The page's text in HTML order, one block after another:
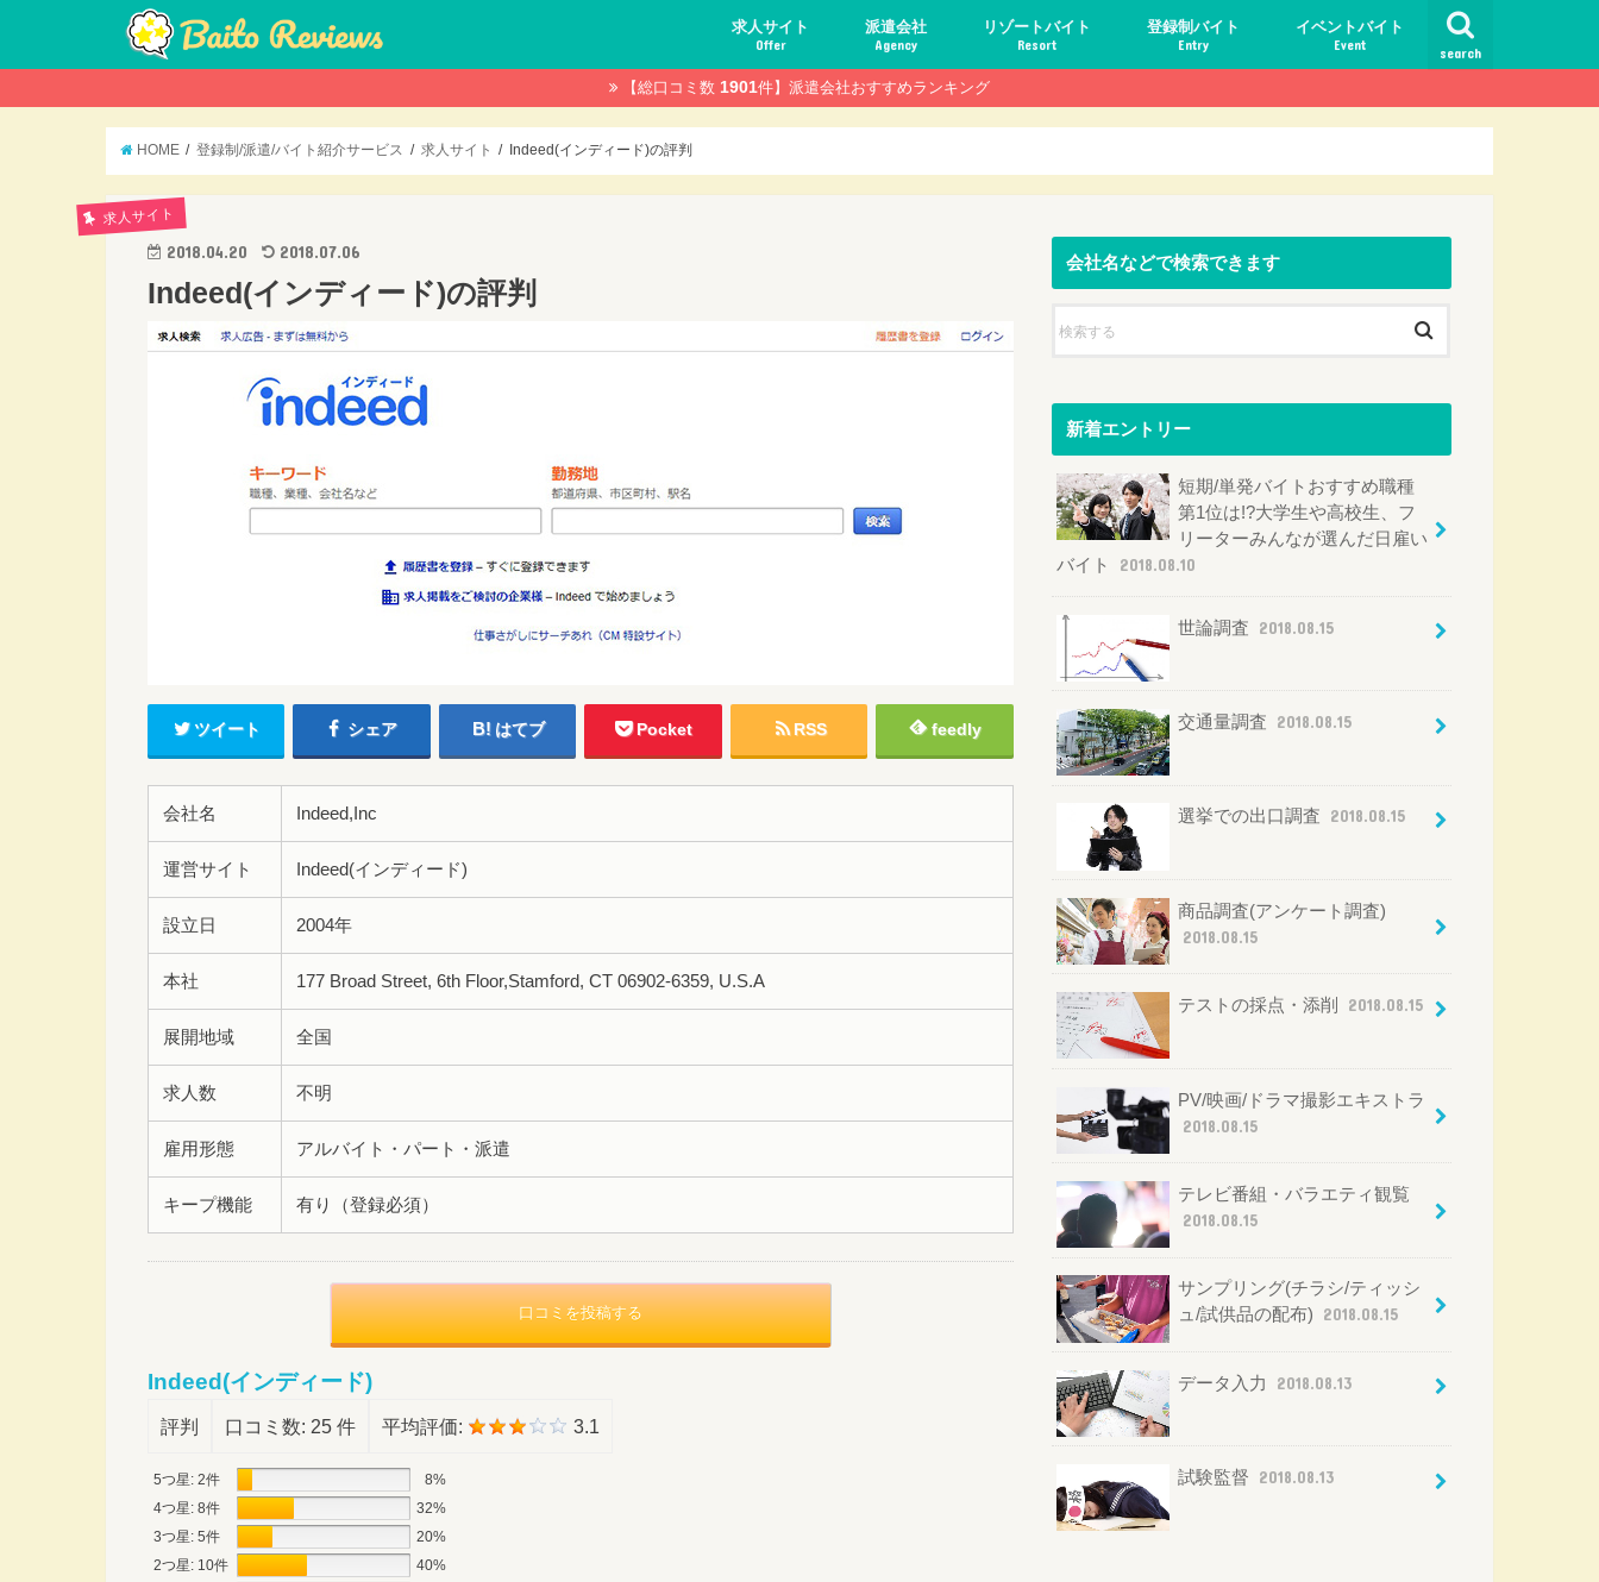
search
求人サイト
Offer
派遣会社
Agency
妊婦の仕事探し
リゾートバイト
Resort
初心者
知っておきたいこと
リゾートバイト地
おすすめのリゾバ
登録制バイト
Entry
イベントバイト
Event
【総口コミ数 1901件】派遣会社おすすめランキング
HOME 登録制/派遣/バイト紹介サービス 求人サイト Indeed(インディード)の評判
求人サイト
2018.04.20 2018.07.06
Indeed(インディード)の評判
ツイート シェア はてブ Pocket RSS feedly
会社名 Indeed,Inc
運営サイト Indeed(インディード)
設立日 2004年
本社 177 Broad Street, 6th Floor,Stamford, CT 06902-6359, U.S.A
展開地域 全国
求人数 不明
雇用形態 アルバイト・パート・派遣
キープ機能 有り（登録必須）
口コミを投稿する
Indeed(インディード)
評判 口コミ数: 25 件 平均評価: 3.1
5つ星: 2件
8%
4つ星: 8件
32%
3つ星: 5件
20%
2つ星: 10件
40%
会社名などで検索できます
新着エントリー
短期/単発バイトおすすめ職種
第1位は!?大学生や高校生、フ
リーターみんなが選んだ日雇い
バイト
2018.08.10
世論調査 2018.08.15
交通量調査 2018.08.15
選挙での出口調査 2018.08.15
商品調査(アンケート調査)
2018.08.15
テストの採点・添削 2018.08.15
PV/映画/ドラマ撮影エキストラ
2018.08.15
テレビ番組・バラエティ観覧
2018.08.15
サンプリング(チラシ/ティッシ
ュ/試供品の配布)
2018.08.15
データ入力 2018.08.13
試験監督 2018.08.13